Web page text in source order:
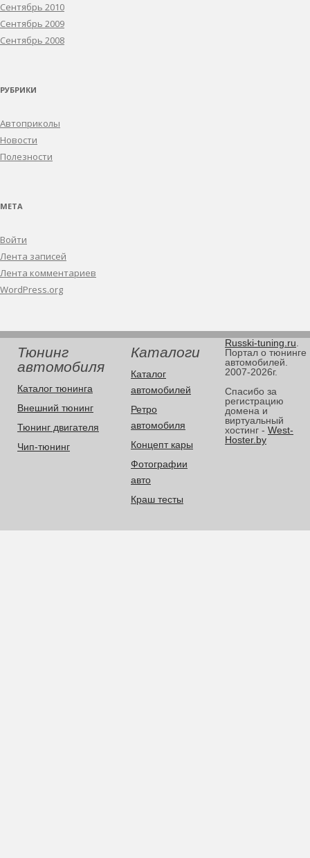
Сентябрь 2010
Сентябрь 2009
Сентябрь 2008
РУБРИКИ
Автоприколы
Новости
Полезности
МЕТА
Войти
Лента записей
Лента комментариев
WordPress.org
Тюнинг
автомобиля
Каталог тюнинга
Внешний тюнинг
Тюнинг двигателя
Чип-тюнинг
Каталоги
Каталог
автомобилей
Ретро
автомобиля
Концепт кары
Фотографии
авто
Краш тесты
Russki-tuning.ru
Портал о тюнинге
автомобилей.
2007-2026г.
Спасибо за
регистрацию
домена и
виртуальный
хостинг - West-
Hoster.by